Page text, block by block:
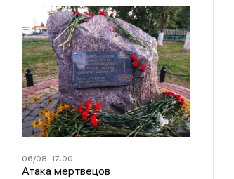
06/08 17:00
Атака мертвецов